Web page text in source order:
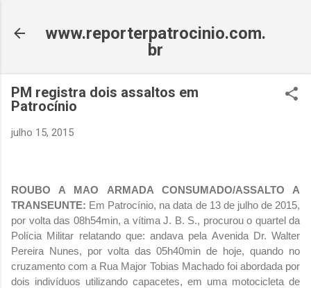
www.reporterpatrocinio.com.
br
PM registra dois assaltos em
Patrocínio
julho 15, 2015
ROUBO A MAO ARMADA CONSUMADO/ASSALTO A
TRANSEUNTE: Em Patrocínio, na data de 13 de julho de 2015,
por volta das 08h54min, a vítima J. B. S., procurou o quartel da
Polícia Militar relatando que: andava pela Avenida Dr. Walter
Pereira Nunes, por volta das 05h40min de hoje, quando no
cruzamento com a Rua Major Tobias Machado foi abordada por
dois indivíduos utilizando capacetes, em uma motocicleta de